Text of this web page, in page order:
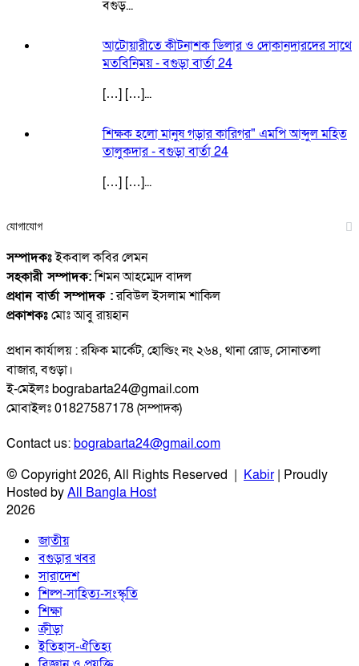
বগুড়...
আটোয়ারীতে কীটনাশক ডিলার ও দোকানদারদের সাথে
মতবিনিময় - বগুড়া বার্তা 24
[…] […]...
শিক্ষক হলো মানুষ গড়ার কারিগর" এমপি আব্দুল মহিত
তালুকদার - বগুড়া বার্তা 24
[…] […]...
যোগাযোগ
সম্পাদকঃইকবাল কবির লেমন
সহকারী সম্পাদক:শিমন আহম্মেদ বাদল
প্রধান বার্তা সম্পাদক :রবিউল ইসলাম শাকিল
প্রকাশকঃমোঃ আবু রায়হান
প্রধান কার্যালয় : রফিক মার্কেট, হোল্ডিং নং ২৬৪, থানা রোড, সোনাতলা
বাজার, বগুড়া।
ই-মেইলঃ bograbarta24@gmail.com
মোবাইলঃ 01827587178 (সম্পাদক)
Contact us:bograbarta24@gmail.com
© Copyright 2026, All Rights Reserved | Kabir| Proudly
Hosted byAll Bangla Host
2026
জাতীয়
বগুড়ার খবর
সারাদেশ
শিল্প-সাহিত্য-সংস্কৃতি
শিক্ষা
ক্রীড়া
ইতিহাস-ঐতিহ্য